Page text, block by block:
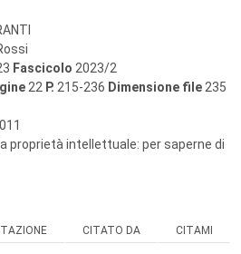
Fascicolo 2023/2
22 P. 215-236 Dimensione file 235
proprietà intellettuale: per saperne di
CITATO DA CITAMI